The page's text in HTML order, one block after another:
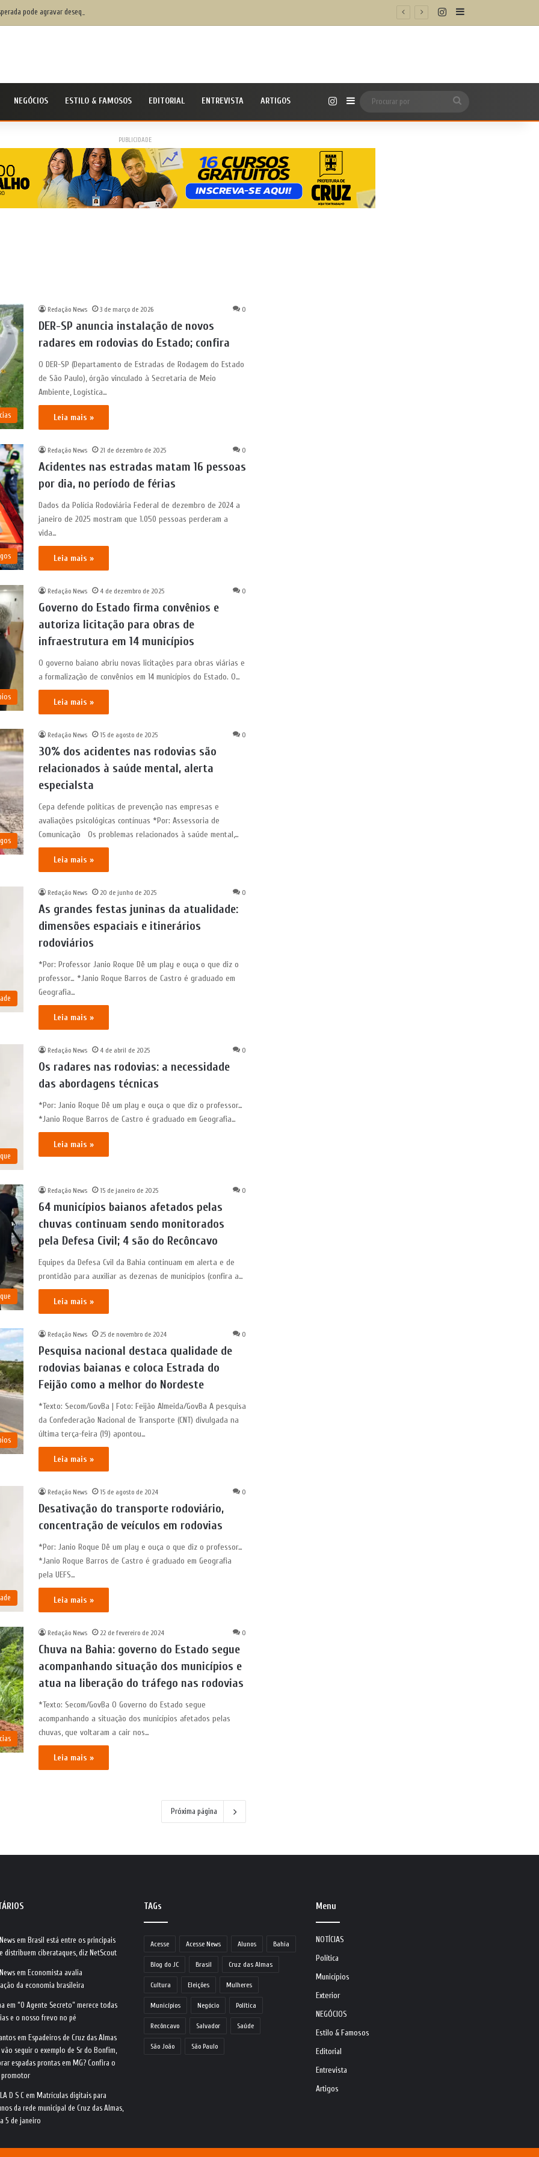
pode agravar desequilíbrio financeiro das famílias InstagramBarra Lateral
NEGÓCIOS ESTILO & FAMOSOS EDITORIAL ENTREVISTA ARTIGOS InstagramBarra Lateral
por
PUBLICIDADE
Redação News 3 de março de 2026 0
DER-SP anuncia instalação de novos
radares em rodovias do Estado; confira
O DER-SP (Departamento de Estradas de Rodagem do Estado
de São Paulo), órgão vinculado à Secretaria de Meio
Ambiente, Logística…
Leia mais »
Redação News 21 de dezembro de 2025 0
Acidentes nas estradas matam 16 pessoas
por dia, no período de férias
Dados da Polícia Rodoviária Federal de dezembro de 2024 a
janeiro de 2025 mostram que 1.050 pessoas perderam a
vida…
Leia mais »
Redação News 4 de dezembro de 2025 0
Governo do Estado firma convênios e
autoriza licitação para obras de
infraestrutura em 14 municípios
O governo baiano abriu novas licitações para obras viárias e
a formalização de convênios em 14 municípios do Estado. O…
Leia mais »
Redação News 15 de agosto de 2025 0
30% dos acidentes nas rodovias são
relacionados à saúde mental, alerta
especialsta
Cepa defende políticas de prevenção nas empresas e
avaliações psicológicas contínuas *Por: Assessoria de
Comunicação Os problemas relacionados à saúde mental,…
Leia mais »
Redação News 20 de junho de 2025 0
As grandes festas juninas da atualidade:
dimensões espaciais e itinerários
rodoviários
*Por: Professor Janio Roque Dê um play e ouça o que diz o
professor… *Janio Roque Barros de Castro é graduado em
Geografia…
Leia mais »
Redação News 4 de abril de 2025 0
Os radares nas rodovias: a necessidade
das abordagens técnicas
*Por: Janio Roque Dê um play e ouça o que diz o professor…
*Janio Roque Barros de Castro é graduado em Geografia…
Leia mais »
Redação News 15 de janeiro de 2025 0
64 municípios baianos afetados pelas
chuvas continuam sendo monitorados
pela Defesa Civil; 4 são do Recôncavo
Equipes da Defesa Cvil da Bahia continuam em alerta e de
prontidão para auxiliar as dezenas de municípios (confira a…
Leia mais »
Redação News 25 de novembro de 2024 0
Pesquisa nacional destaca qualidade de
rodovias baianas e coloca Estrada do
Feijão como a melhor do Nordeste
*Texto: Secom/GovBa | Foto: Feijão Almeida/GovBa A pesquisa
da Confederação Nacional de Transporte (CNT) divulgada na
última terça-feira (19) apontou…
Leia mais »
Redação News 15 de agosto de 2024 0
Desativação do transporte rodoviário,
concentração de veículos em rodovias
*Por: Janio Roque Dê um play e ouça o que diz o professor…
*Janio Roque Barros de Castro é graduado em Geografia
pela UEFS…
Leia mais »
Redação News 22 de fevereiro de 2024 0
Chuva na Bahia: governo do Estado segue
acompanhando situação dos municípios e
atua na liberação do tráfego nas rodovias
*Texto: Secom/GovBa O Governo do Estado segue
acompanhando a situação dos municípios afetados pelas
chuvas, que voltaram a cair nos…
Leia mais »
Próxima página
em Brasil está entre os principais
distribuem ciberataques, diz NetScout
em Economista avalia
da economia brasileira
em“O Agente Secreto” merece todas
e o nosso frevo no pé
em Espadeiros de Cruz das Almas
seguir o exemplo de Sr do Bonfim,
espadas prontas em MG? Confira o
promotor
D S C em Matrículas digitais para
da rede municipal de Cruz das Almas,
5 de janeiro
TAGs
Acesse Acesse News Alunos Bahia
Blog do JC Brasil Cruz das Almas
Cultura Eleições Mulheres
Municípios Negócio Política
Recôncavo Salvador Saúde
São João São Paulo
Menu
NOTÍCIAS
Política
Municípios
Exterior
NEGÓCIOS
Estilo & Famosos
Editorial
Entrevista
Artigos